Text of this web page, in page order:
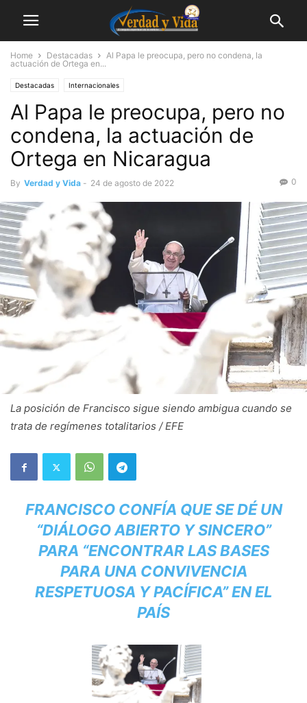
Home Destacadas
Al Papa le preocupa, pero no condena, la
actuación de Ortega en...
Destacadas Internacionales
Al Papa le preocupa, pero no
condena, la actuación de
Ortega en Nicaragua
By Verdad y Vida - 24 de agosto de 2022 0
La posición de Francisco sigue siendo ambigua cuando se
trata de regímenes totalitarios / EFE
FRANCISCO CONFÍA QUE SE DÉ UN
“DIÁLOGO ABIERTO Y SINCERO”
PARA “ENCONTRAR LAS BASES
PARA UNA CONVIVENCIA
RESPETUOSA Y PACÍFICA” EN EL
PAÍS